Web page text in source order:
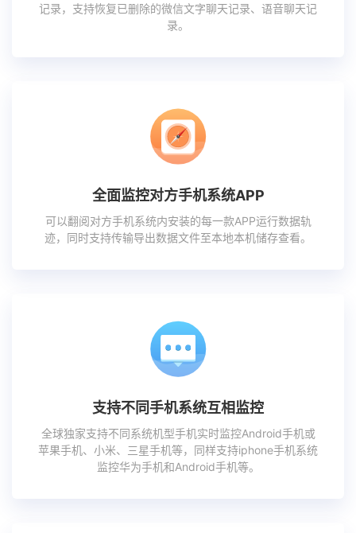
记录，支持恢复已删除的微信文字聊天记录、语音聊天记
录。
全面监控对方手机系统APP
可以翻阅对方手机系统内安装的每一款APP运行数据轨
迹，同时支持传输导出数据文件至本地本机储存查看。
支持不同手机系统互相监控
全球独家支持不同系统机型手机实时监控Android手机或
苹果手机、小米、三星手机等，同样支持iphone手机系统
监控华为手机和Android手机等。